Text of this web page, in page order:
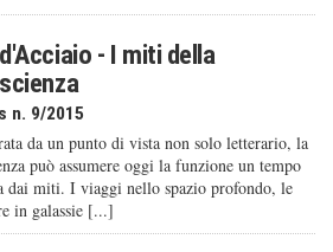
- I miti della
n. 9/2015
da un punto di vista non solo letterario, la
può assumere oggi la funzione un tempo
dai miti. I viaggi nello spazio profondo, le
in galassie [...]